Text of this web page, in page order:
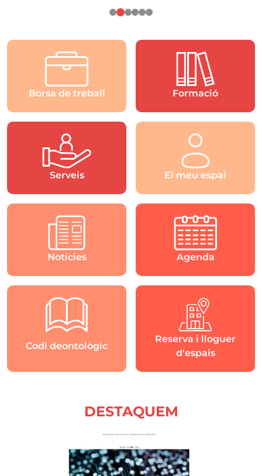
Borsa de treball Formació
Serveis El meu espai
Notícies Agenda
Codi deontològic
Reserva i lloguer
d'espais
DESTAQUEM